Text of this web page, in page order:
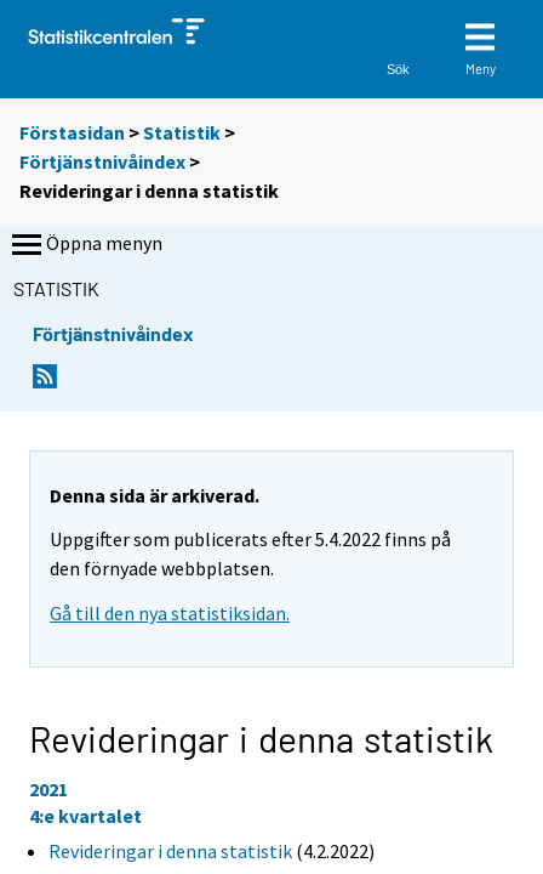
Sök Meny
Förstasidan >Statistik >
Förtjänstnivåindex >
Revideringar i denna statistik
Öppna menyn
STATISTIK
Förtjänstnivåindex
Denna sida är arkiverad.
Uppgifter som publicerats efter 5.4.2022 finns på
den förnyade webbplatsen.
Gå till den nya statistiksidan.
Revideringar i denna statistik
2021
4:e kvartalet
Revideringar i denna statistik (4.2.2022)